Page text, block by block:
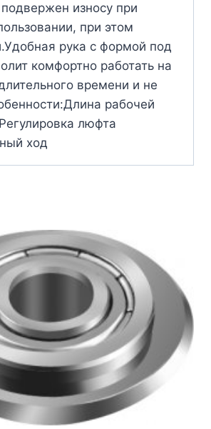
износу при
при этом
рука с формой под
комфортно работать на
времени и не
рабочей
люфта
ход